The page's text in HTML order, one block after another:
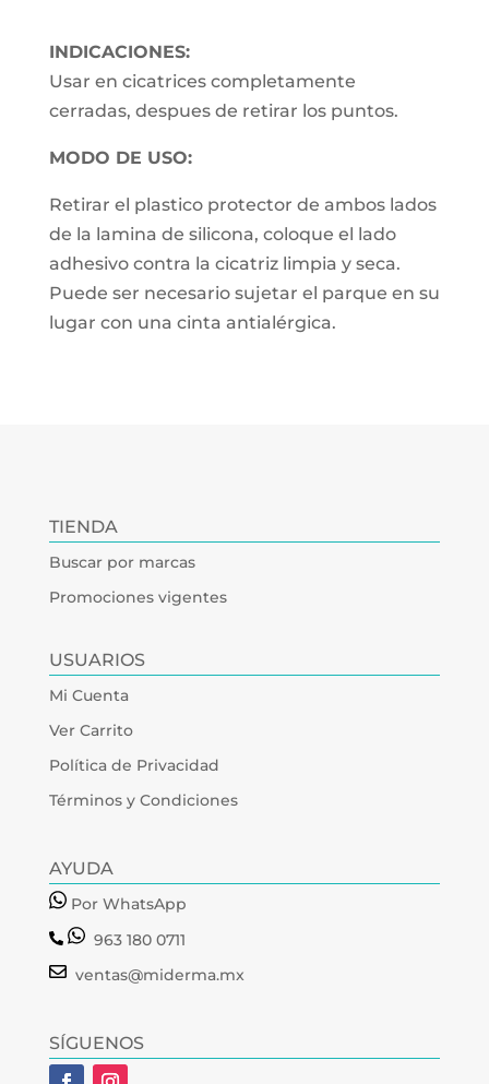
cantidad
INDICACIONES:
Usar en cicatrices completamente
cerradas, despues de retirar los puntos.
MODO DE USO:
Retirar el plastico protector de ambos lados
de la lamina de silicona, coloque el lado
adhesivo contra la cicatriz limpia y seca.
Puede ser necesario sujetar el parque en su
lugar con una cinta antialérgica.
TIENDA
Buscar por marcas
Promociones vigentes
USUARIOS
Mi Cuenta
Ver Carrito
Política de Privacidad
Términos y Condiciones
AYUDA
Por WhatsApp
963 180 0711
ventas@miderma.mx
SÍGUENOS